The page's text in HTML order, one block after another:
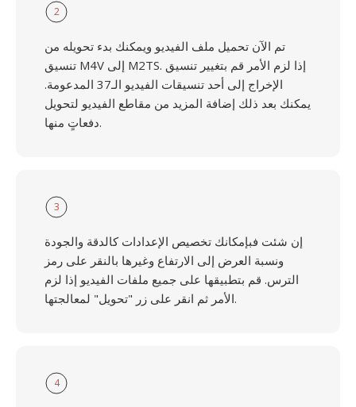
2
تم الآن تحميل ملف الفيديو ويمكنك بدء تحويله من
تنسيق M4V إلى M2TS. إذا لزم الأمر قم بتغيير تنسيق
الإخراج إلى أحد تنسيقات الفيديو الـ37 المدعومة.
يمكنك بعد ذلك إضافة المزيد من مقاطع الفيديو لتحويل
دفعاتٍ منها.
3
إن شئت فبإمكانك تخصيص الإعدادات كالدقة والجودة
ونسبة العرض إلى الارتفاع وغيرها بالنقر على رمز
الترس. قم بتطبيقها على جميع ملفات الفيديو إذا لزم
الأمر ثم انقر على زر "تحويل" لمعالجتها.
4